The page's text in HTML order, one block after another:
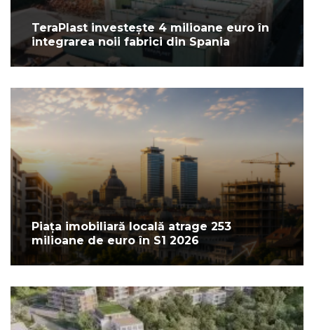
TeraPlast investește 4 milioane euro în
integrarea noii fabrici din Spania
Piața imobiliară locală atrage 253
milioane de euro în S1 2026